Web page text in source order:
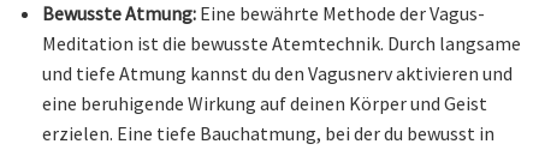
Bewusste Atmung: Eine bewährte Methode der Vagus-
Meditation ist die bewusste Atemtechnik. Durch langsame
und tiefe Atmung kannst du den Vagusnerv aktivieren und
eine beruhigende Wirkung auf deinen Körper und Geist
erzielen. Eine tiefe Bauchatmung, bei der du bewusst in